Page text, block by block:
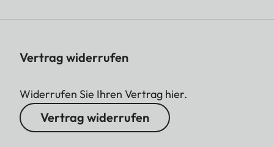
Vertrag widerrufen
Widerrufen Sie Ihren Vertrag hier.
Vertrag widerrufen